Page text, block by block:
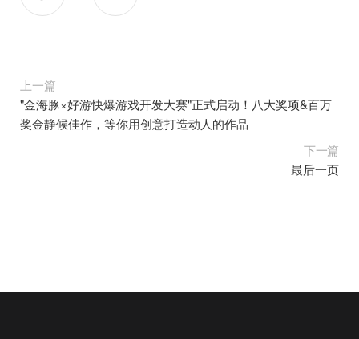
上一篇
"金海豚×好游快爆游戏开发大赛"正式启动！八大奖项&百万
奖金静候佳作，等你用创意打造动人的作品
下一篇
最后一页